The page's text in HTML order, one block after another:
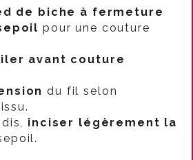
de biche à fermeture
pour une couture
avant couture
du fil selon
inciser légèrement la